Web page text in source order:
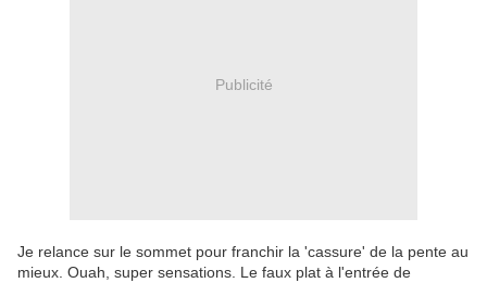
Publicité
Je relance sur le sommet pour franchir la 'cassure' de la pente au
mieux. Ouah, super sensations. Le faux plat à l'entrée de